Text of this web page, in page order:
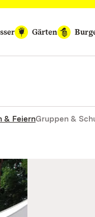
Gärten
& FeiernGruppen &